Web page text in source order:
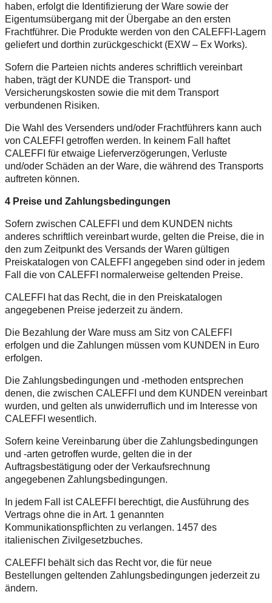
haben, erfolgt die Identifizierung der Ware sowie der
Eigentumsübergang mit der Übergabe an den ersten
Frachtführer. Die Produkte werden von den CALEFFI-Lagern
geliefert und dorthin zurückgeschickt (EXW – Ex Works).
Sofern die Parteien nichts anderes schriftlich vereinbart
haben, trägt der KUNDE die Transport- und
Versicherungskosten sowie die mit dem Transport
verbundenen Risiken.
Die Wahl des Versenders und/oder Frachtführers kann auch
von CALEFFI getroffen werden. In keinem Fall haftet
CALEFFI für etwaige Lieferverzögerungen, Verluste
und/oder Schäden an der Ware, die während des Transports
auftreten können.
4 Preise und Zahlungsbedingungen
Sofern zwischen CALEFFI und dem KUNDEN nichts
anderes schriftlich vereinbart wurde, gelten die Preise, die in
den zum Zeitpunkt des Versands der Waren gültigen
Preiskatalogen von CALEFFI angegeben sind oder in jedem
Fall die von CALEFFI normalerweise geltenden Preise.
CALEFFI hat das Recht, die in den Preiskatalogen
angegebenen Preise jederzeit zu ändern.
Die Bezahlung der Ware muss am Sitz von CALEFFI
erfolgen und die Zahlungen müssen vom KUNDEN in Euro
erfolgen.
Die Zahlungsbedingungen und -methoden entsprechen
denen, die zwischen CALEFFI und dem KUNDEN vereinbart
wurden, und gelten als unwiderruflich und im Interesse von
CALEFFI wesentlich.
Sofern keine Vereinbarung über die Zahlungsbedingungen
und -arten getroffen wurde, gelten die in der
Auftragsbestätigung oder der Verkaufsrechnung
angegebenen Zahlungsbedingungen.
In jedem Fall ist CALEFFI berechtigt, die Ausführung des
Vertrags ohne die in Art. 1 genannten
Kommunikationspflichten zu verlangen. 1457 des
italienischen Zivilgesetzbuches.
CALEFFI behält sich das Recht vor, die für neue
Bestellungen geltenden Zahlungsbedingungen jederzeit zu
ändern.